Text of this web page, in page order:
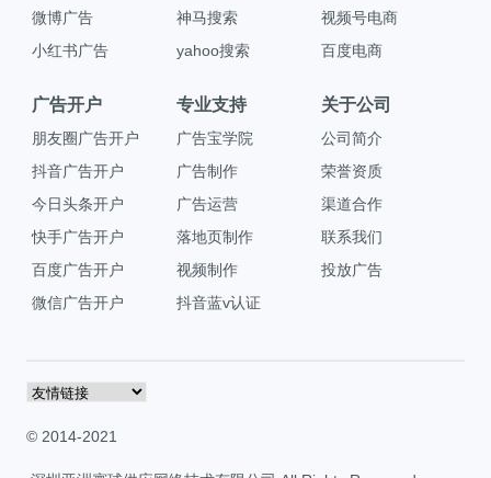
微博广告
小红书广告
神马搜索
yahoo搜索
视频号电商
百度电商
广告开户
朋友圈广告开户
抖音广告开户
今日头条开户
快手广告开户
百度广告开户
微信广告开户
专业支持
广告宝学院
广告制作
广告运营
落地页制作
视频制作
抖音蓝v认证
关于公司
公司简介
荣誉资质
渠道合作
联系我们
投放广告
© 2014-2021